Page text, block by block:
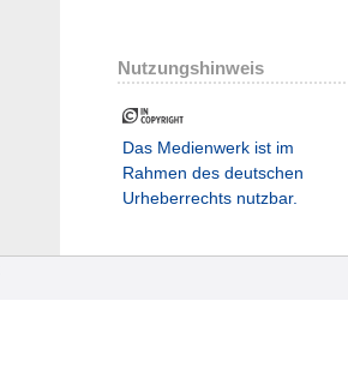
Nutzungshinweis
Das Medienwerk ist im
Rahmen des deutschen
Urheberrechts nutzbar.